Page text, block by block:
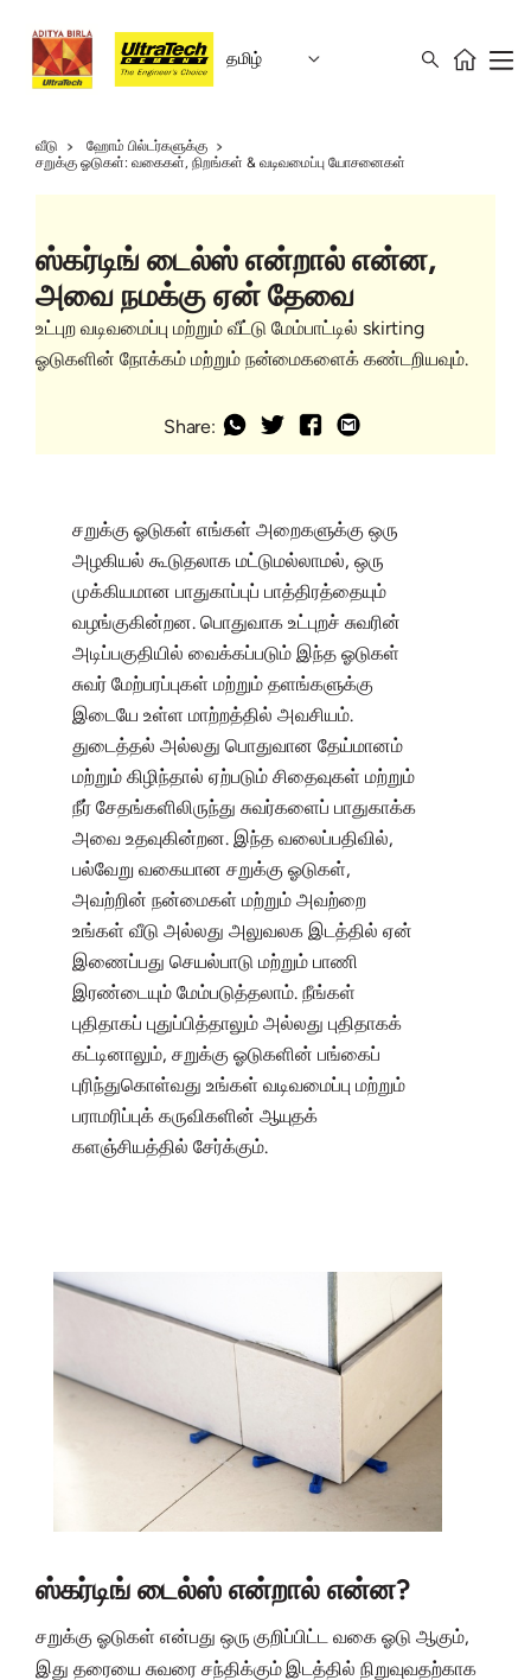
தமிழ்
வீடு
ஹோம் பில்டர்களுக்கு
சறுக்கு ஓடுகள்: வகைகள், நிறங்கள் & வடிவமைப்பு யோசனைகள்
ஸ்கர்டிங் டைல்ஸ் என்றால் என்ன,
அவை நமக்கு ஏன் தேவை
உட்புற வடிவமைப்பு மற்றும் வீட்டு மேம்பாட்டில் skirting
ஓடுகளின் நோக்கம் மற்றும் நன்மைகளைக் கண்டறியவும்.
Share:
சறுக்கு ஓடுகள் எங்கள் அறைகளுக்கு ஒரு
அழகியல் கூடுதலாக மட்டுமல்லாமல், ஒரு
முக்கியமான பாதுகாப்புப் பாத்திரத்தையும்
வழங்குகின்றன. பொதுவாக உட்புறச் சுவரின்
அடிப்பகுதியில் வைக்கப்படும் இந்த ஓடுகள்
சுவர் மேற்பரப்புகள் மற்றும் தளங்களுக்கு
இடையே உள்ள மாற்றத்தில் அவசியம்.
துடைத்தல் அல்லது பொதுவான தேய்மானம்
மற்றும் கிழிந்தால் ஏற்படும் சிதைவுகள் மற்றும்
நீர் சேதங்களிலிருந்து சுவர்களைப் பாதுகாக்க
அவை உதவுகின்றன. இந்த வலைப்பதிவில்,
பல்வேறு வகையான சறுக்கு ஓடுகள்,
அவற்றின் நன்மைகள் மற்றும் அவற்றை
உங்கள் வீடு அல்லது அலுவலக இடத்தில் ஏன்
இணைப்பது செயல்பாடு மற்றும் பாணி
இரண்டையும் மேம்படுத்தலாம். நீங்கள்
புதிதாகப் புதுப்பித்தாலும் அல்லது புதிதாகக்
கட்டினாலும், சறுக்கு ஓடுகளின் பங்கைப்
புரிந்துகொள்வது உங்கள் வடிவமைப்பு மற்றும்
பராமரிப்புக் கருவிகளின் ஆயுதக்
களஞ்சியத்தில் சேர்க்கும்.
ஸ்கர்டிங் டைல்ஸ் என்றால் என்ன?
சறுக்கு ஓடுகள் என்பது ஒரு குறிப்பிட்ட வகை ஓடு ஆகும்,
இது தரையை சுவரை சந்திக்கும் இடத்தில் நிறுவுவதற்காக